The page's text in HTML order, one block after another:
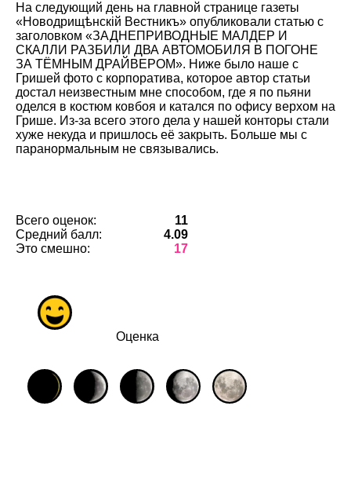
На следующий день на главной странице газеты
«Новодрищѣнскiй Вестникъ» опубликовали статью с
заголовком «ЗАДНЕПРИВОДНЫЕ МАЛДЕР И
СКАЛЛИ РАЗБИЛИ ДВА АВТОМОБИЛЯ В ПОГОНЕ
ЗА ТЁМНЫМ ДРАЙВЕРОМ». Ниже было наше с
Гришей фото с корпоратива, которое автор статьи
достал неизвестным мне способом, где я по пьяни
оделся в костюм ковбоя и катался по офису верхом на
Грише. Из-за всего этого дела у нашей конторы стали
хуже некуда и пришлось её закрыть. Больше мы с
паранормальным не связывались.
Всего оценок:
11
Средний балл:
4.09
Это смешно:
17
Оценка